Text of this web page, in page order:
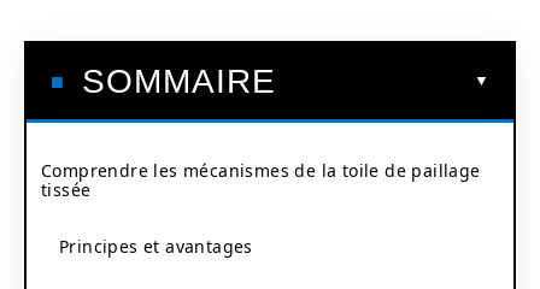
SOMMAIRE
Comprendre les mécanismes de la toile de paillage
tissée
Principes et avantages